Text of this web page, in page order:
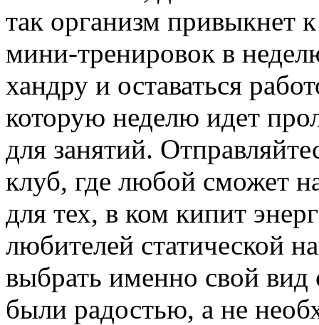
так организм привыкнет
мини-тренировок в
хандру и оставаться
которую неделю идет
для занятий.
клуб, где любой сможет
для тех, в ком кипит
любителей статической
выбрать именно свой вид
были радостью, а не